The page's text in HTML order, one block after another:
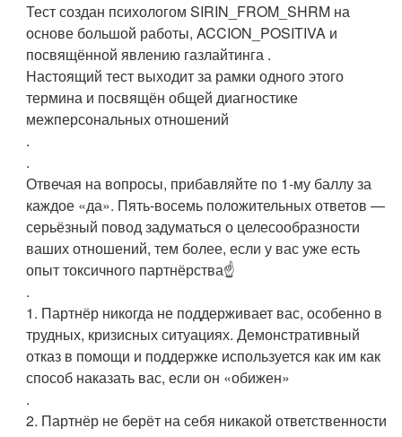
Тест создан психологом SIRIN_FROM_SHRM на
основе большой работы, ACCION_POSITIVA и
посвящённой явлению газлайтинга .
Настоящий тест выходит за рамки одного этого
термина и посвящён общей диагностике
межперсональных отношений
.
.
Отвечая на вопросы, прибавляйте по 1-му баллу за
каждое «да». Пять-восемь положительных ответов —
серьёзный повод задуматься о целесообразности
ваших отношений, тем более, если у вас уже есть
опыт токсичного партнёрства☝️
.
1. Партнёр никогда не поддерживает вас, особенно в
трудных, кризисных ситуациях. Демонстративный
отказ в помощи и поддержке используется как им как
способ наказать вас, если он «обижен»
.
2. Партнёр не берёт на себя никакой ответственности